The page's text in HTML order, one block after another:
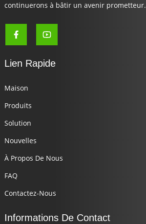
continuerons à bâtir un avenir prometteur.
Lien Rapide
Maison
Produits
Solution
Nouvelles
À Propos De Nous
FAQ
Contactez-Nous
Informations De Contact